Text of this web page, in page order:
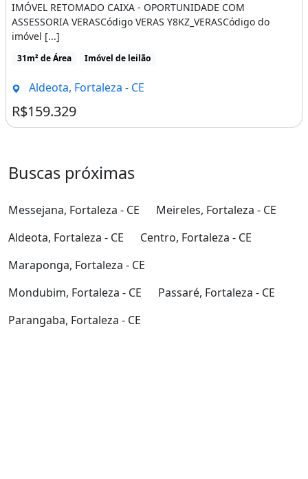
IMÓVEL RETOMADO CAIXA - OPORTUNIDADE COM
ASSESSORIA VERASCódigo VERAS Y8KZ_VERASCódigo do
imóvel [...]
31m² de Área Imóvel de leilão
Aldeota, Fortaleza - CE
R$159.329
Buscas próximas
Messejana, Fortaleza - CE
Meireles, Fortaleza - CE
Aldeota, Fortaleza - CE
Centro, Fortaleza - CE
Maraponga, Fortaleza - CE
Mondubim, Fortaleza - CE
Passaré, Fortaleza - CE
Parangaba, Fortaleza - CE